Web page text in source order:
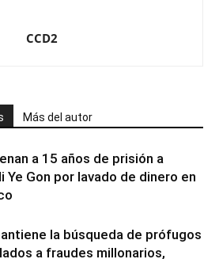
CCD2
Más del autor
a 15 años de prisión a
Ye Gon por lavado de dinero en
la búsqueda de prófugos
a fraudes millonarios,